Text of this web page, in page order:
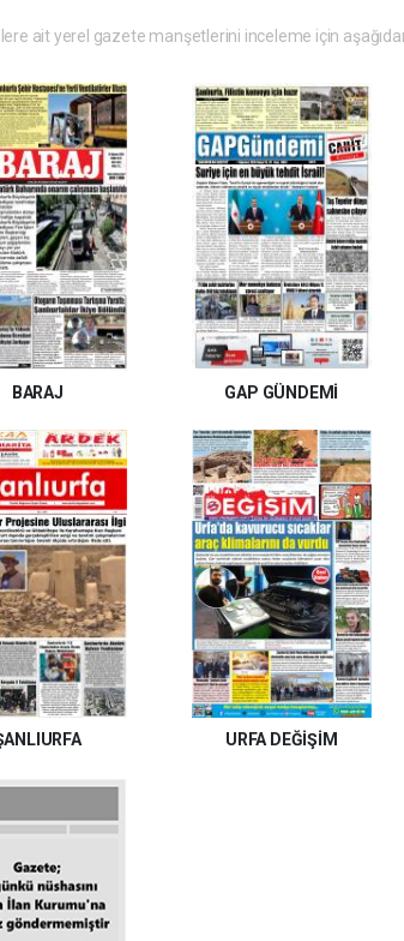
ait yerel gazete manşetlerini inceleme için
BARAJ GAP GÜNDEMİ
URFA DEĞİŞİM